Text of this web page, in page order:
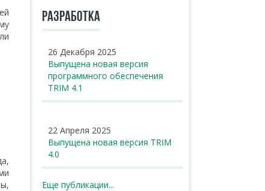
РАЗРАБОТКА
26 Декабря 2025
Выпущена новая версия
программного обеспечения
TRIM 4.1
22 Апреля 2025
Выпущена новая версия TRIM
4.0
Еще публикации...